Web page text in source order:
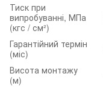
Тиск при
випробуванні, МПа
(кгс / см²)
Гарантійний термін
(міс)
Висота монтажу
(м)